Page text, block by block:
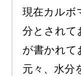
現在カルボ
分とされて
が書かれて
元々、水分